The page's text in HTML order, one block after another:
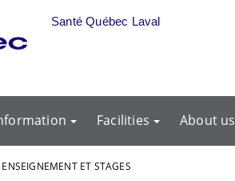
Santé Québec Laval
Facilities About us
ENSEIGNEMENT ET STAGES